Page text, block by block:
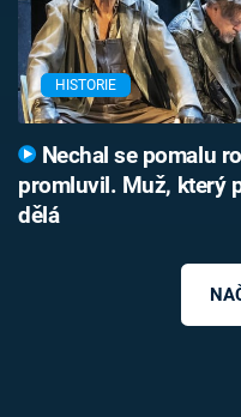
HISTORIE
Nechal se pomalu
promluvil. Muž, který
dělá